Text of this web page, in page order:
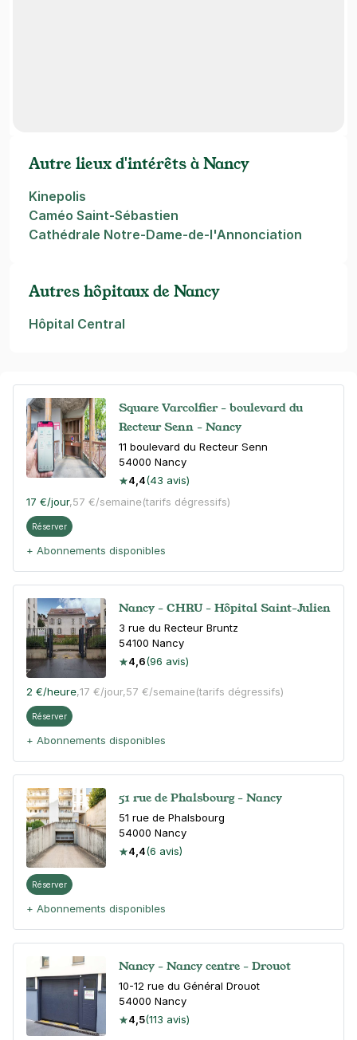
Square Varcolfier - boulevard du
Recteur Senn - Nancy
11 boulevard du Recteur Senn
54000 Nancy
4,4(43 avis)
17 €/jour,57 €/semaine(tarifs dégressifs)
Réserver
+ Abonnements disponibles
Nancy - CHRU - Hôpital Saint-Julien
3 rue du Recteur Bruntz
54100 Nancy
4,6(96 avis)
2 €/heure,17 €/jour,57 €/semaine(tarifs dégressifs)
Réserver
+ Abonnements disponibles
51 rue de Phalsbourg - Nancy
51 rue de Phalsbourg
54000 Nancy
4,4(6 avis)
Réserver
+ Abonnements disponibles
Nancy - Nancy centre - Drouot
10-12 rue du Général Drouot
54000 Nancy
4,5(113 avis)
Autre lieux d'intérêts à Nancy
Kinepolis
Caméo Saint-Sébastien
Cathédrale Notre-Dame-de-l'Annonciation
Autres hôpitaux de Nancy
Hôpital Central